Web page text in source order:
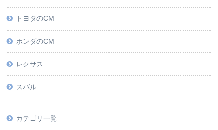
トヨタのCM
ホンダのCM
レクサス
スバル
カテゴリ一覧